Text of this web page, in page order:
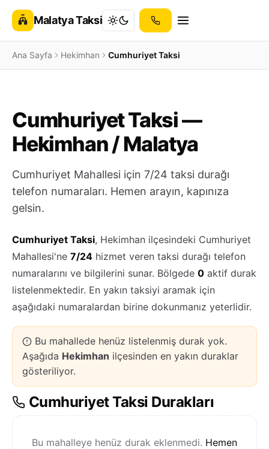
Malatya Taksi
Ana Sayfa Hekimhan Cumhuriyet Taksi
Cumhuriyet Taksi —
Hekimhan / Malatya
Cumhuriyet Mahallesi için 7/24 taksi durağı
telefon numaraları. Hemen arayın, kapınıza
gelsin.
Cumhuriyet Taksi, Hekimhan ilçesindeki Cumhuriyet
Mahallesi'ne 7/24 hizmet veren taksi durağı telefon
numaralarını ve bilgilerini sunar. Bölgede 0 aktif durak
listelenmektedir. En yakın taksiyi aramak için
aşağıdaki numaralardan birine dokunmanız yeterlidir.
Bu mahallede henüz listelenmiş durak yok.
Aşağıda Hekimhan ilçesinden en yakın duraklar
gösteriliyor.
Cumhuriyet Taksi Durakları
Bu mahalleye henüz durak eklenmedi. Hemen